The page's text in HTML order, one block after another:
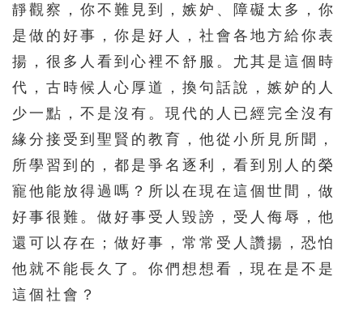
176 177 178 179 180
181 182 183 184 185
186 187 188 189 190
191 192 193 194 195
靜觀察，你不難見到，嫉妒、障礙太多，你
是做的好事，你是好人，社會各地方給你表
揚，很多人看到心裡不舒服。尤其是這個時
代，古時候人心厚道，換句話說，嫉妒的人
少一點，不是沒有。現代的人已經完全沒有
緣分接受到聖賢的教育，他從小所見所聞，
所學習到的，都是爭名逐利，看到別人的榮
寵他能放得過嗎？所以在現在這個世間，做
好事很難。做好事受人毀謗，受人侮辱，他
還可以存在；做好事，常常受人讚揚，恐怕
他就不能長久了。你們想想看，現在是不是
這個社會？